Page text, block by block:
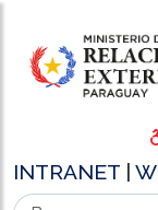
INTRANET